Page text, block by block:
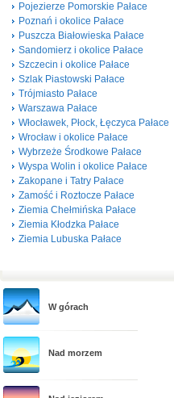
Pojezierze Pomorskie Pałace
Poznań i okolice Pałace
Puszcza Białowieska Pałace
Sandomierz i okolice Pałace
Szczecin i okolice Pałace
Szlak Piastowski Pałace
Trójmiasto Pałace
Warszawa Pałace
Włocławek, Płock, Łęczyca Pałace
Wrocław i okolice Pałace
Wybrzeże Środkowe Pałace
Wyspa Wolin i okolice Pałace
Zakopane i Tatry Pałace
Zamość i Roztocze Pałace
Ziemia Chełmińska Pałace
Ziemia Kłodzka Pałace
Ziemia Lubuska Pałace
W górach
Nad morzem